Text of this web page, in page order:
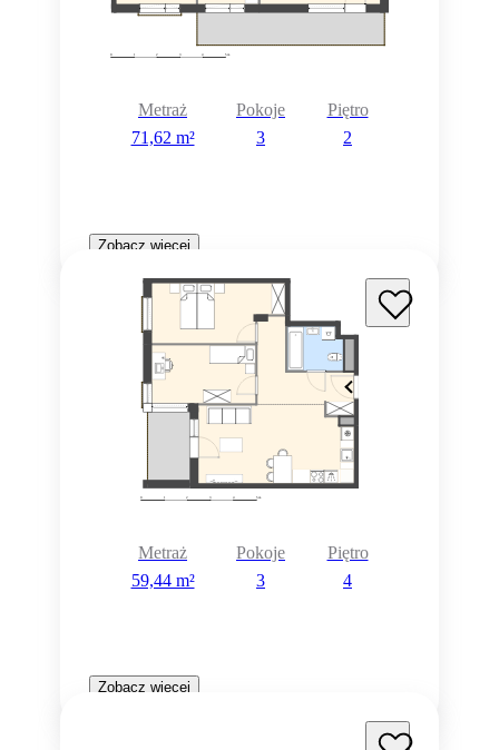
Metraż
71,62 m²
Pokoje
3
Piętro
2
Zobacz więcej
Metraż
59,44 m²
Pokoje
3
Piętro
4
Zobacz więcej